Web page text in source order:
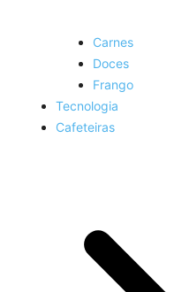
Carnes
Doces
Frango
Tecnologia
Cafeteiras